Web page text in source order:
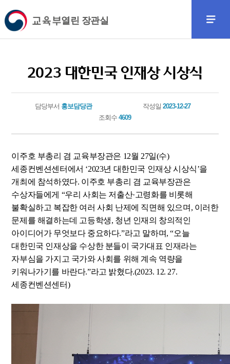
열린 장관실
2023 대한민국 인재상 시상식
담당부서 홍보담당관 작성일2023-12-27
조회수4609
이주호 부총리 겸 교육부장관은 12월 27일(수)
세종컨벤션센터에서 ‘2023년 대한민국 인재상 시상식’을
개최에 참석하였다. 이주호 부총리 겸 교육부장관은
수상자들에게 “우리 사회는 저출산·고령화를 비롯해
불확실하고 복잡한 여러 사회 난제에 직면해 있으며, 이러한
문제를 해결하는데 고등학생, 청년 인재의 창의적인
아이디어가 무엇보다 중요하다.”라고 말하며, “오늘
대한민국 인재상을 수상한 분들이 국가대표 인재라는
자부심을 가지고 국가와 사회를 위해 계속 역량을
키워나가기를 바란다.”라고 밝혔다.(2023. 12. 27.
세종컨벤션센터)